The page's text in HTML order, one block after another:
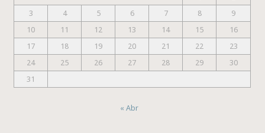
3
4 5 6 7 8
9
10
11 12 13 14 15
16
17
18 19 20 21 22
23
24
25 26 27 28 29
30
31
« Abr